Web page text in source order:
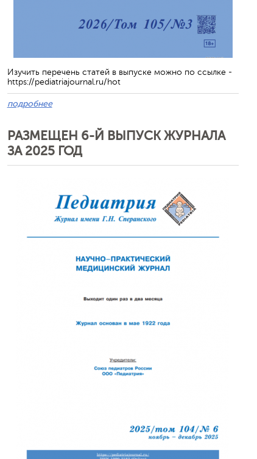
Изучить перечень статей в выпуске можно по ссылке -
https://pediatriajournal.ru/hot
подробнее
РАЗМЕЩЕН 6-Й ВЫПУСК ЖУРНАЛА
ЗА 2025 ГОД